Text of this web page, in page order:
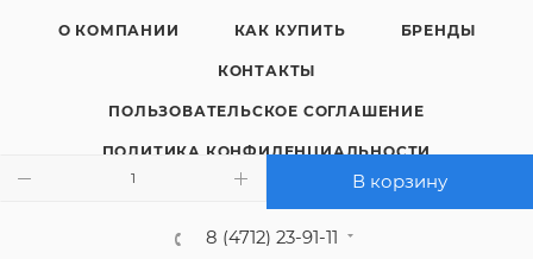
В корзину
О КОМПАНИИ КАК КУПИТЬ БРЕНДЫ
КОНТАКТЫ
ПОЛЬЗОВАТЕЛЬСКОЕ СОГЛАШЕНИЕ
ПОЛИТИКА КОНФИДЕНЦИАЛЬНОСТИ
8 (4712) 23-91-11